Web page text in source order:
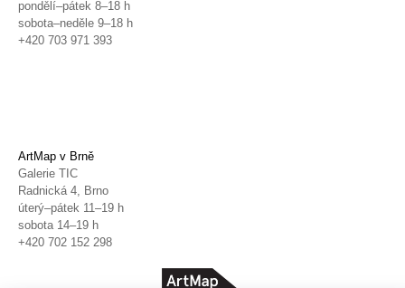
pondělí–pátek 8–18 h
sobota–neděle 9–18 h
+420 703 971 393
ArtMap v Brně
Galerie TIC
Radnická 4, Brno
úterý–pátek 11–19 h
sobota 14–19 h
+420 702 152 298